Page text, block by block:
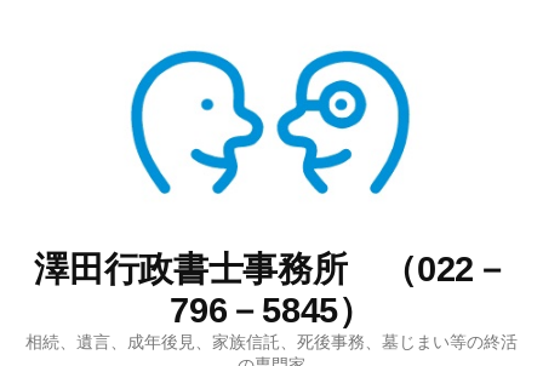
澤田行政書士事務所 （022－
796－5845）
相続、遺言、成年後見、家族信託、死後事務、墓じまい等の終活